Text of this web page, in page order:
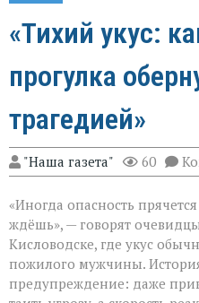
«Тихий укус:
прогулка
трагедией»
"Наша газета" 60
«Иногда опасность
ждёшь», — говорят
Кисловодске, где укус
пожилого мужчины.
предупреждение: даже